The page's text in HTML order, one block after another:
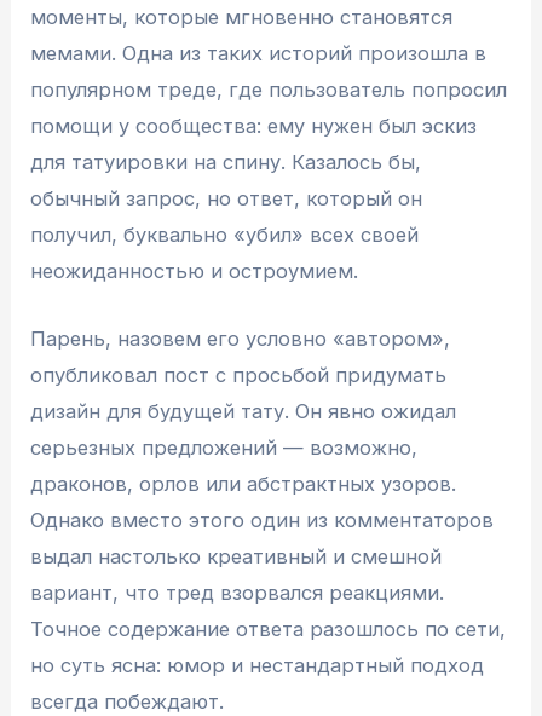
моменты, которые мгновенно становятся
мемами. Одна из таких историй произошла в
популярном треде, где пользователь попросил
помощи у сообщества: ему нужен был эскиз
для татуировки на спину. Казалось бы,
обычный запрос, но ответ, который он
получил, буквально «убил» всех своей
неожиданностью и остроумием.
Парень, назовем его условно «автором»,
опубликовал пост с просьбой придумать
дизайн для будущей тату. Он явно ожидал
серьезных предложений — возможно,
драконов, орлов или абстрактных узоров.
Однако вместо этого один из комментаторов
выдал настолько креативный и смешной
вариант, что тред взорвался реакциями.
Точное содержание ответа разошлось по сети,
но суть ясна: юмор и нестандартный подход
всегда побеждают.